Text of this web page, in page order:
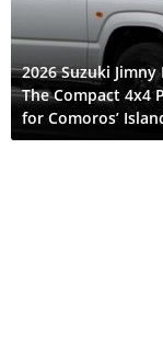
2026 Suzuki Jimny
The Compact 4x4
for Comoros’